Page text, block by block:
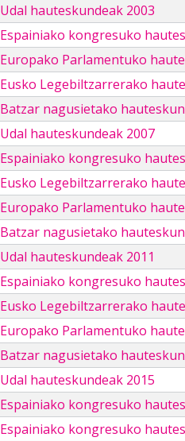
Udal hauteskundeak 2003
Espainiako kongresuko
Europako Parlamentuko
Eusko Legebiltzarrerako
Batzar nagusietako
Udal hauteskundeak 2007
Espainiako kongresuko
Eusko Legebiltzarrerako
Europako Parlamentuko
Batzar nagusietako
Udal hauteskundeak 2011
Espainiako kongresuko
Eusko Legebiltzarrerako
Europako Parlamentuko
Batzar nagusietako
Udal hauteskundeak 2015
Espainiako kongresuko
Espainiako kongresuko